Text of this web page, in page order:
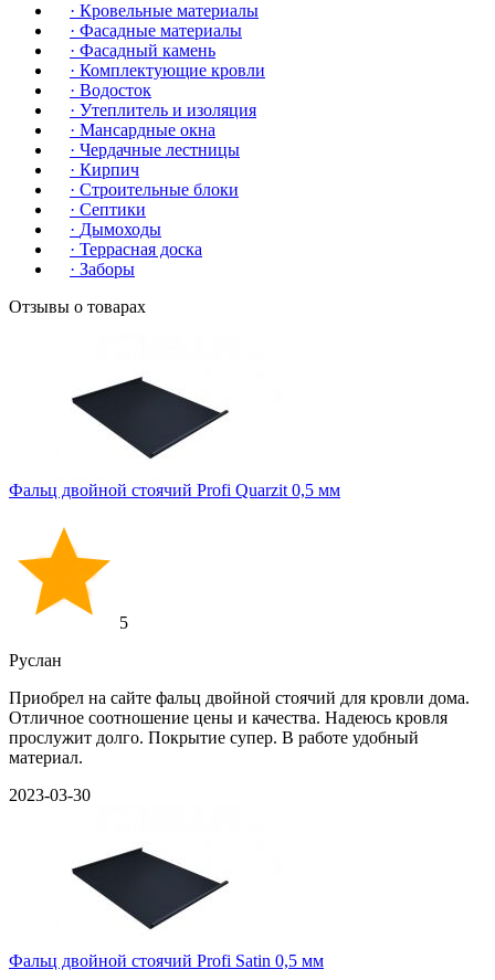
· Кровельные материалы
· Фасадные материалы
· Фасадный камень
· Комплектующие кровли
· Водосток
· Утеплитель и изоляция
· Мансардные окна
· Чердачные лестницы
· Кирпич
· Строительные блоки
· Септики
· Дымоходы
· Террасная доска
· Заборы
Отзывы о товарах
Фальц двойной стоячий Profi Quarzit 0,5 мм
5
Руслан
Приобрел на сайте фальц двойной стоячий для кровли дома.
Отличное соотношение цены и качества. Надеюсь кровля
прослужит долго. Покрытие супер. В работе удобный
материал.
2023-03-30
Фальц двойной стоячий Profi Satin 0,5 мм